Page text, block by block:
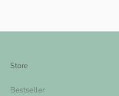
Store
Bestseller